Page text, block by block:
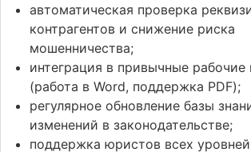
автоматическая проверка
контрагентов и снижение риска
мошенничества;
интеграция в привычные рабочие
(работа в Word, поддержка PDF);
регулярное обновление базы
изменений в законодательстве;
поддержка юристов всех